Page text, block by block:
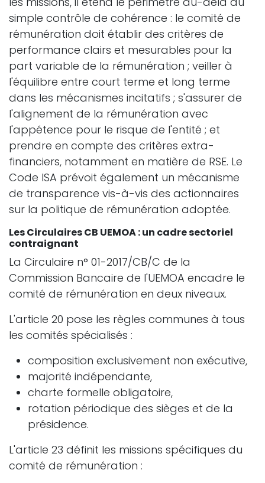
simple contrôle de cohérence : le comité de
rémunération doit établir des critères de
performance clairs et mesurables pour la
part variable de la rémunération ; veiller à
l'équilibre entre court terme et long terme
dans les mécanismes incitatifs ; s'assurer de
l'alignement de la rémunération avec
l'appétence pour le risque de l'entité ; et
prendre en compte des critères extra-
financiers, notamment en matière de RSE. Le
Code ISA prévoit également un mécanisme
de transparence vis-à-vis des actionnaires
sur la politique de rémunération adoptée.
Les Circulaires CB UEMOA : un cadre sectoriel
contraignant
La Circulaire n° 01-2017/CB/C de la
Commission Bancaire de l'UEMOA encadre le
comité de rémunération en deux niveaux.
L'article 20 pose les règles communes à tous
les comités spécialisés :
composition exclusivement non exécutive,
majorité indépendante,
charte formelle obligatoire,
rotation périodique des sièges et de la
présidence.
L'article 23 définit les missions spécifiques du
comité de rémunération :